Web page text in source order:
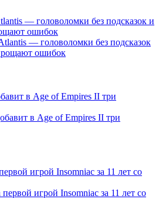
— головоломки без подсказок и
ошибок
— головоломки без подсказок
ошибок
в Age of Empires II три
в Age of Empires II три
игрой Insomniac за 11 лет со
игрой Insomniac за 11 лет со